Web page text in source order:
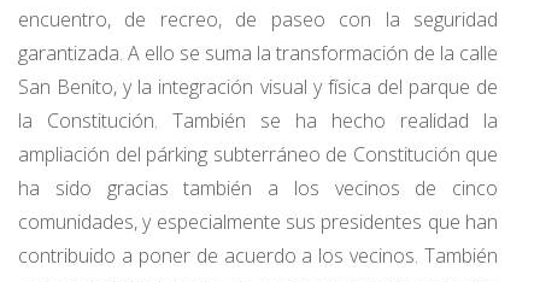
encuentro, de recreo, de paseo con la seguridad
garantizada. A ello se suma la transformación de la calle
San Benito, y la integración visual y física del parque de
la Constitución. También se ha hecho realidad la
ampliación del párking subterráneo de Constitución que
ha sido gracias también a los vecinos de cinco
comunidades, y especialmente sus presidentes que han
contribuido a poner de acuerdo a los vecinos. También